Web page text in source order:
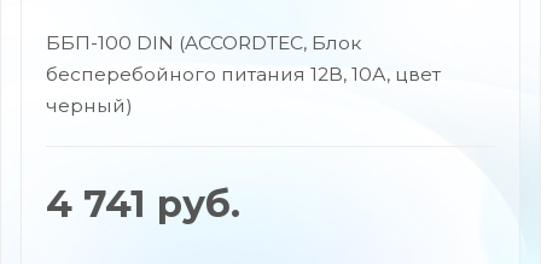
ББП-100 DIN (ACCORDTEC, Блок
бесперебойного питания 12В, 10А, цвет
черный)
4 741 руб.